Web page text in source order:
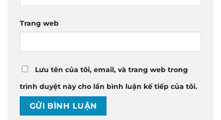
Trang web
Lưu tên của tôi, email, và trang web trong
trình duyệt này cho lần bình luận kế tiếp của tôi.